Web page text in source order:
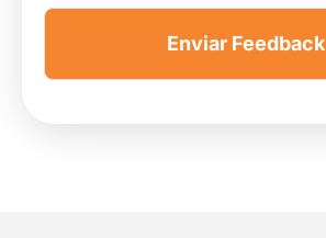
Enviar Feedback